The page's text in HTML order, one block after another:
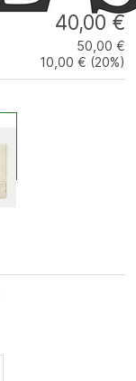
40,00 €
50,00 €
10,00 € (20%)